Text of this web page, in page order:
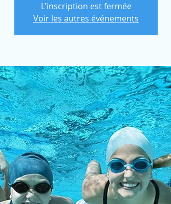
L'inscription est fermée
Voir les autres événements